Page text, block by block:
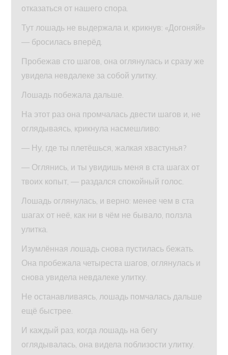
отказаться от нашего спора.
Тут лошадь не выдержала и, крикнув: «Догоняй!»
— бросилась вперёд.
Пробежав сто шагов, она оглянулась и сразу же
увидела невдалеке за собой улитку.
Лошадь побежала дальше.
На этот раз она промчалась двести шагов и, не
оглядываясь, крикнула насмешливо:
— Ну, где ты плетёшься, жалкая хвастунья?
— Оглянись, и ты увидишь меня в ста шагах от
твоих копыт, — раздался спокойный голос.
Лошадь оглянулась, и верно: менее чем в ста
шагах от неё, как ни в чём не бывало, ползла
улитка.
Изумлённая лошадь снова пустилась бежать.
Она пробежала четыреста шагов, оглянулась и
снова увидела невдалеке улитку.
Не останавливаясь, лошадь помчалась дальше
ещё быстрее.
И каждый раз, когда лошадь на бегу
оглядывалась, она видела поблизости улитку.